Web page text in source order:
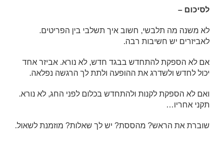
לסיכום –
לא משנה מה תלבשי, חשובאיךתשלבי בין הפריטים.
לאביזרים יש חשיבות רבה.
אם לא הספקת להתחדש בבגד חדש, לא נורא. אביזר אחד
יכול לחדש ולשדרג את ההופעה ולתת לך הרגשה נפלאה.
ואם לא הספקת לקנות ולהתחדש בכלום לפני החג, לא נורא.
תקני אחריו…
שוברת את הראש? מהססת? יש לך שאלות? מוזמנת לשאול.